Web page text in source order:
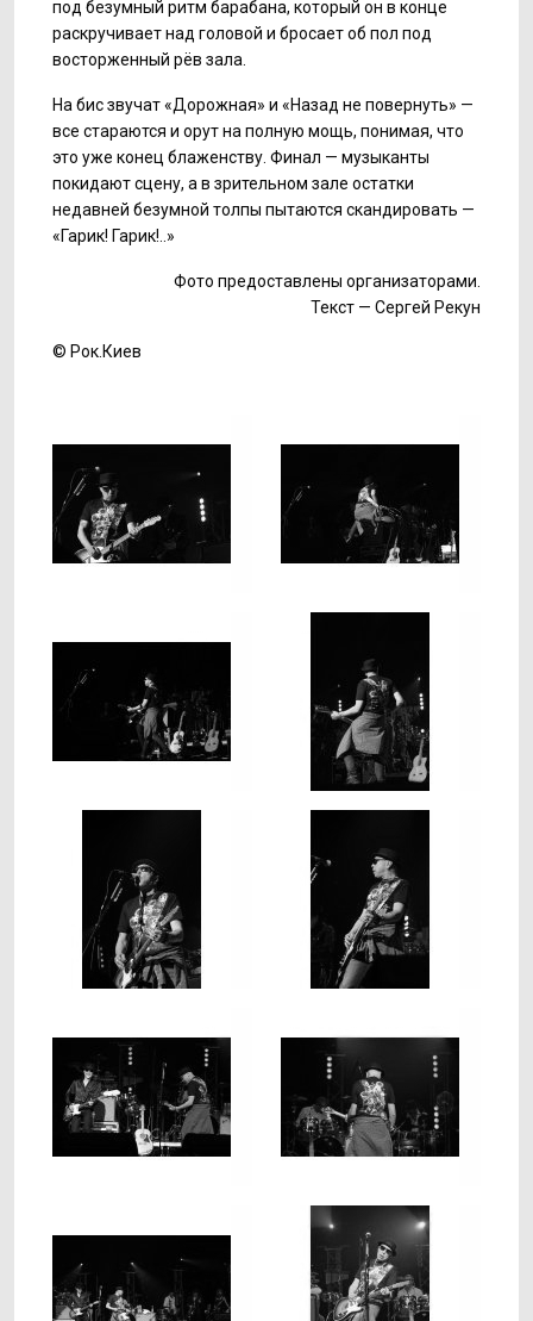
под безумный ритм барабана, который он в конце
раскручивает над головой и бросает об пол под
восторженный рёв зала.
На бис звучат «Дорожная» и «Назад не повернуть» —
все стараются и орут на полную мощь, понимая, что
это уже конец блаженству. Финал — музыканты
покидают сцену, а в зрительном зале остатки
недавней безумной толпы пытаются скандировать —
«Гарик! Гарик!..»
Фото предоставлены организаторами.
Текст — Сергей Рекун
© Рок.Киев